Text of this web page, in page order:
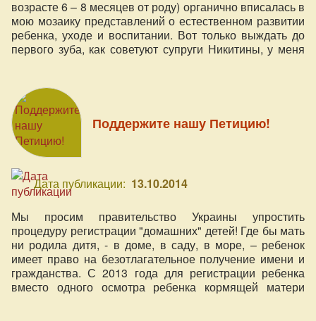
возрасте 6 – 8 месяцев от роду) органично вписалась в
мою мозаику представлений о естественном развитии
ребенка, уходе и воспитании. Вот только выждать до
первого зуба, как советуют супруги Никитины, у меня
7,5 мес., а прикорм – с 6-ти мес.) и опыты других мам с
форумов и детплощадок (первый зуб – с 1,1 года).
Поддержите нашу Петицию!
Дата публикации: 13.10.2014
Мы просим правительство Украины упростить
процедуру регистрации "домашних" детей! Где бы мать
ни родила дитя, - в доме, в саду, в море, – ребенок
имеет право на безотлагательное получение имени и
гражданства. С 2013 года для регистрации ребенка
вместо одного осмотра ребенка кормящей матери